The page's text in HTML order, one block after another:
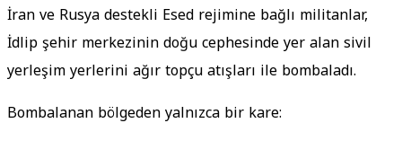
İran ve Rusya destekli Esed rejimine bağlı militanlar,
İdlip şehir merkezinin doğu cephesinde yer alan sivil
yerleşim yerlerini ağır topçu atışları ile bombaladı.
Bombalanan bölgeden yalnızca bir kare: